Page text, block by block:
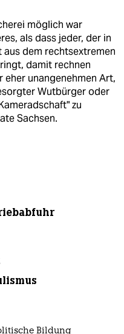
möglich war
als dass jeder, der in
aus dem rechtsextremen
damit rechnen
eher unangenehmen Art,
Wutbürger oder
zu
Sachsen.
Bildung